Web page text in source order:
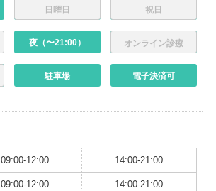
日曜日 祝日
夜（〜21:00） オンライン診療
駐車場 電子決済可
09:00-12:00 14:00-21:00
09:00-12:00 14:00-21:00